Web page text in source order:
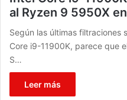
al Ryzen 9 5950X
Según las últimas filtraciones
Core i9-11900K, parece que
S…
Leer más